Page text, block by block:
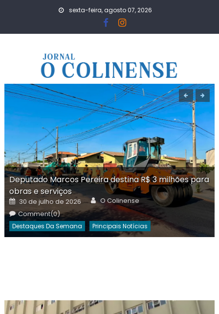
sexta-feira, agosto 07, 2026
Deputado Marcos Pereira destina R$ 3 milhões para
obras e serviços
Posted
on
30 de julho de 2026 Author
O Colinense
Comment(0)
Destaques Da Semana Principais Notícias